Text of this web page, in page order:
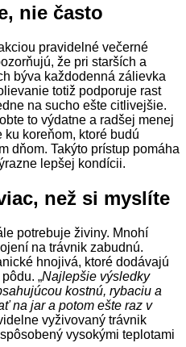
nie často
pravidelné večerné
že pri starších a
býva každodenná zálievka
totiž podporuje rast
na sucho ešte citlivejšie.
to výdatne a radšej menej
koreňom, ktoré budú
dňom. Takýto prístup pomáha
lepšej kondícii.
než si myslíte
potrebuje živiny. Mnohí
na trávnik zabudnú.
hnojivá, ktoré dodávajú
„Najlepšie výsledky
kostnú, rybaciu a
na jar a potom ešte raz v
vyživovaný trávnik
vysokými teplotami